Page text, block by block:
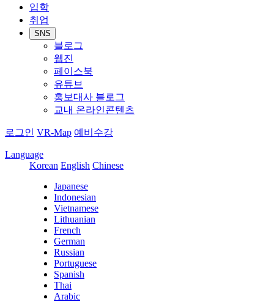
입학
취업
SNS
블로그
웹진
페이스북
유튜브
홍보대사 블로그
교내 온라인콘텐츠
로그인 VR-Map 예비수강
Language
Korean English Chinese
Japanese
Indonesian
Vietnamese
Lithuanian
French
German
Russian
Portuguese
Spanish
Thai
Arabic